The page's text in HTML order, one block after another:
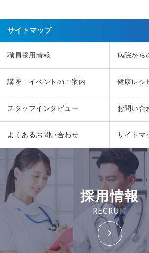
サイトマップ
職員採用情報 病院から
講座・イベントのご案内 健康レシ
スタッフインタビュー お問い合
よくあるお問い合わせ サイトマ
採用情報
RECRUIT